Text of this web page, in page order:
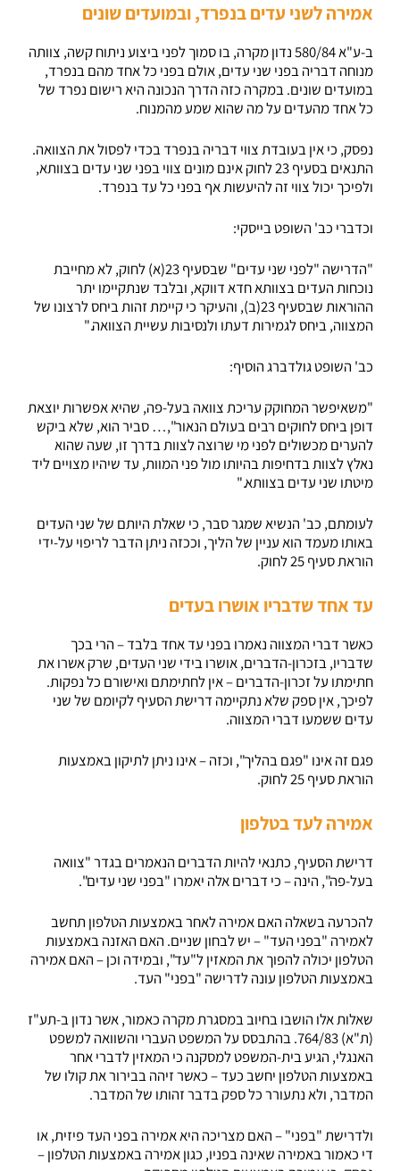
אמירה לשני עדים בנפרד, ובמועדים שונים
ב-ע"א 580/84 נדון מקרה, בו סמוך לפני ביצוע ניתוח קשה, צוותה
מנוחה דבריה בפני שני עדים, אולם בפני כל אחד מהם בנפרד,
במועדים שונים. במקרה כזה הדרך הנכונה היא רישום נפרד של
כל אחד מהעדים על מה שהוא שמע מהמנוח.
נפסק, כי אין בעובדת צווי דבריה בנפרד בכדי לפסול את הצוואה.
התנאים בסעיף 23 לחוק אינם מונים צווי בפני שני עדים בצוותא,
ולפיכך יכול צווי זה להיעשות אף בפני כל עד בנפרד.
וכדברי כב' השופט בייסקי:
"הדרישה "לפני שני עדים" שבסעיף 23(א) לחוק, לא מחייבת
נוכחות העדים בצוותא חדא דווקא, ובלבד שנתקיימו יתר
ההוראות שבסעיף 23(ב), והעיקר כי קיימת זהות ביחס לרצונו של
המצווה, ביחס לגמירות דעתו ולנסיבות עשיית הצוואה."
כב' השופט גולדברג הוסיף:
"משאיפשר המחוקק עריכת צוואה בעל-פה, שהיא אפשרות יוצאת
דופן ביחס לחוקים רבים בעולם הנאור",… סביר הוא, שלא ביקש
להערים מכשולים לפני מי שרוצה לצוות בדרך זו, שעה שהוא
נאלץ לצוות בדחיפות בהיותו מול פני המוות, עד שיהיו מצויים ליד
מיטתו שני עדים בצוותא."
לעומתם, כב' הנשיא שמגר סבר, כי שאלת היותם של שני העדים
באותו מעמד הוא עניין של הליך, וככזה ניתן הדבר לריפוי על-ידי
הוראת סעיף 25 לחוק.
עד אחד שדבריו אושרו בעדים
כאשר דברי המצווה נאמרו בפני עד אחד בלבד – הרי בכך
שדבריו, בזכרון-הדברים, אושרו בידי שני העדים, שרק אשרו את
חתימתו על זכרון-הדברים – אין לחתימתם ואישורם כל נפקות.
לפיכך, אין ספק שלא נתקיימה דרישת הסעיף לקיומם של שני
עדים ששמעו דברי המצווה.
פגם זה אינו "פגם בהליך", וכזה – אינו ניתן לתיקון באמצעות
הוראת סעיף 25 לחוק.
אמירה לעד בטלפון
דרישת הסעיף, כתנאי להיות הדברים הנאמרים בגדר "צוואה
בעל-פה", הינה – כי דברים אלה יאמרו "בפני שני עדים".
להכרעה בשאלה האם אמירה לאחר באמצעות הטלפון תחשב
לאמירה "בפני העד" – יש לבחון שניים. האם האזנה באמצעות
הטלפון יכולה להפוך את המאזין ל"עד", ובמידה וכן – האם אמירה
באמצעות הטלפון עונה לדרישה "בפני" העד.
שאלות אלו הושבו בחיוב במסגרת מקרה כאמור, אשר נדון ב-תע"ז
(ת"א) 764/83. בהתבסס על המשפט העברי והשוואה למשפט
האנגלי, הגיע בית-המשפט למסקנה כי המאזין לדברי אחר
באמצעות הטלפון יחשב כעד – כאשר זיהה בבירור את קולו של
המדבר, ולא נתעורר כל ספק בדבר זהותו של המדבר.
ולדרישת "בפני" – האם מצריכה היא אמירה בפני העד פיזית, או
די כאמור באמירה שאינה בפניו, כגון אמירה באמצעות הטלפון –